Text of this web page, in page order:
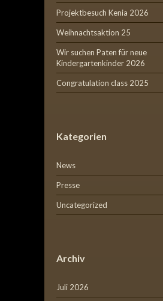
Projektbesuch Kenia 2026
Weihnachtsaktion 25
Wir suchen Paten für neue
Kindergartenkinder 2026
Congratulation class 2025
Kategorien
News
Presse
Uncategorized
Archiv
Juli 2026